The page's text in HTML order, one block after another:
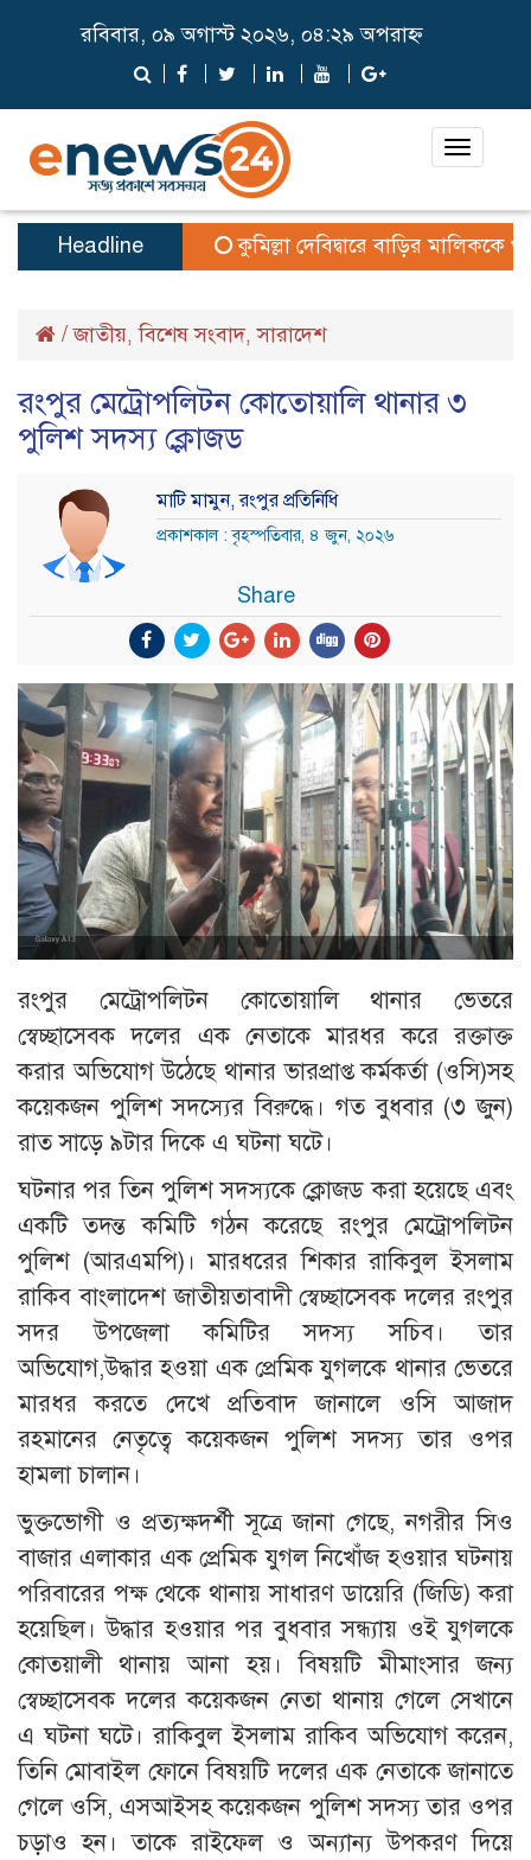
রবিবার, ০৯ অগাস্ট ২০২৬, ০৪:২৯ অপরাহ্ন
Toggle
Headline কুমিল্লা দেবিদ্বারে বাড়ির মালিককে
/জাতীয়,বিশেষ সংবাদ,সারাদেশ
রংপুর মেট্রোপলিটন কোতোয়ালি থানার ৩
পুলিশ সদস্য ক্লোজড
মাটি মামুন, রংপুর প্রতিনিধি
প্রকাশকাল : বৃহস্পতিবার, ৪ জুন, ২০২৬
Share
রংপুর মেট্রোপলিটন কোতোয়ালি থানার ভেতরে
স্বেচ্ছাসেবক দলের এক নেতাকে মারধর করে রক্তাক্ত
করার অভিযোগ উঠেছে থানার ভারপ্রাপ্ত কর্মকর্তা (ওসি)সহ
কয়েকজন পুলিশ সদস্যের বিরুদ্ধে। গত বুধবার (৩ জুন)
রাত সাড়ে ৯টার দিকে এ ঘটনা ঘটে।
ঘটনার পর তিন পুলিশ সদস্যকে ক্লোজড করা হয়েছে এবং
একটি তদন্ত কমিটি গঠন করেছে রংপুর মেট্রোপলিটন
পুলিশ (আরএমপি)। মারধরের শিকার রাকিবুল ইসলাম
রাকিব বাংলাদেশ জাতীয়তাবাদী স্বেচ্ছাসেবক দলের রংপুর
সদর উপজেলা কমিটির সদস্য সচিব। তার
অভিযোগ,উদ্ধার হওয়া এক প্রেমিক যুগলকে থানার ভেতরে
মারধর করতে দেখে প্রতিবাদ জানালে ওসি আজাদ
রহমানের নেতৃত্বে কয়েকজন পুলিশ সদস্য তার ওপর
হামলা চালান।
ভুক্তভোগী ও প্রত্যক্ষদর্শী সূত্রে জানা গেছে, নগরীর সিও
বাজার এলাকার এক প্রেমিক যুগল নিখোঁজ হওয়ার ঘটনায়
পরিবারের পক্ষ থেকে থানায় সাধারণ ডায়েরি (জিডি) করা
হয়েছিল। উদ্ধার হওয়ার পর বুধবার সন্ধ্যায় ওই যুগলকে
কোতয়ালী থানায় আনা হয়। বিষয়টি মীমাংসার জন্য
স্বেচ্ছাসেবক দলের কয়েকজন নেতা থানায় গেলে সেখানে
এ ঘটনা ঘটে। রাকিবুল ইসলাম রাকিব অভিযোগ করেন,
তিনি মোবাইল ফোনে বিষয়টি দলের এক নেতাকে জানাতে
গেলে ওসি, এসআইসহ কয়েকজন পুলিশ সদস্য তার ওপর
চড়াও হন। তাকে রাইফেল ও অন্যান্য উপকরণ দিয়ে